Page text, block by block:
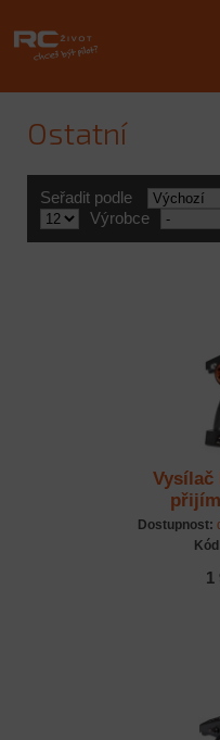
Ostatní
Seřadit podle
Výrobce
Vysílač
Dostupnost:
1